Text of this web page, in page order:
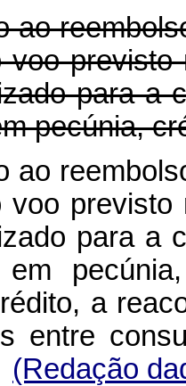
ao
voo
para a
pecúnia,
ao
voo
para a
em
a
entre
(Redação